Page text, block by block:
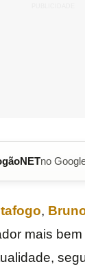
no
,
mais bem